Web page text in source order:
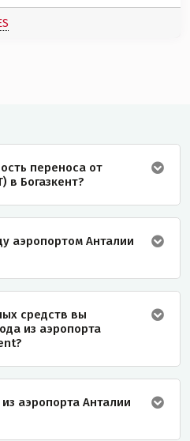
переноса от
в Богазкент?
аэропортом Анталии
средств вы
из аэропорта
аэропорта Анталии